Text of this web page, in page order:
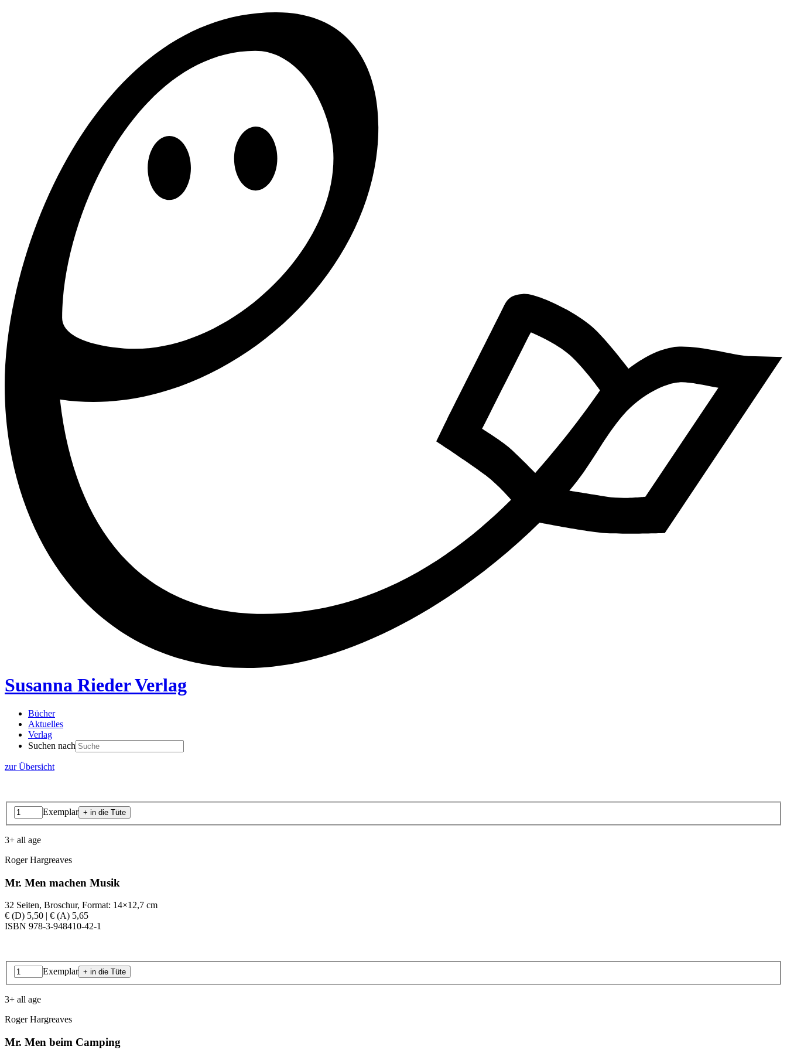
Susanna Rieder Verlag
Bücher
Aktuelles
Verlag
Suchen nach
zur Übersicht
Exemplar
3+ all age
Roger Hargreaves
Mr. Men machen Musik
32 Seiten, Broschur, Format: 14×12,7 cm
€ (D) 5,50 | € (A) 5,65
ISBN 978-3-948410-42-1
Exemplar
3+ all age
Roger Hargreaves
Mr. Men beim Camping